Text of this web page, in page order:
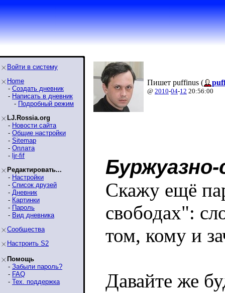
Войти в систему
Home
- Создать дневник
- Написать в дневник
- Подробный режим
LJ.Rossia.org
- Новости сайта
- Общие настройки
- Sitemap
- Оплата
- ljr-fif
Редактировать...
- Настройки
- Список друзей
- Дневник
- Картинки
- Пароль
- Вид дневника
Сообщества
Настроить S2
Помощь
- Забыли пароль?
- FAQ
- Тех. поддержка
Пишет puffinus (
@ 2010-04-12 20:56:00
Скажу ещё
свободах":
том, кому и
Давайте же